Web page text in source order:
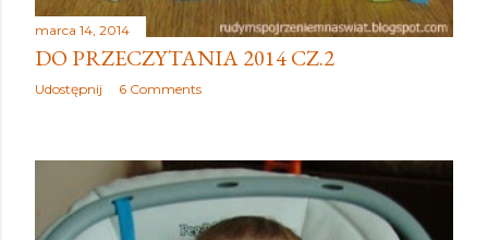
marca 14, 2014
DO PRZECZYTANIA 2014 CZ.2
Udostępnij 6 Comments